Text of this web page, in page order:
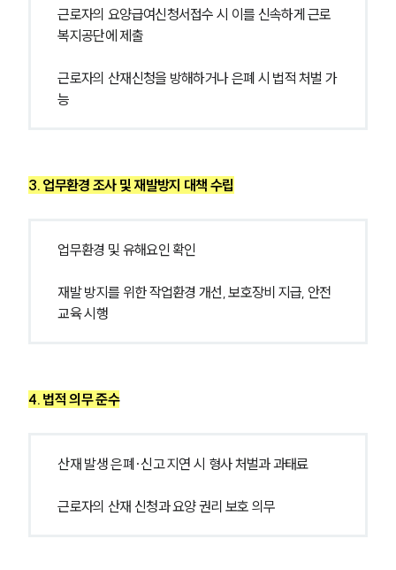
주요 업무사례
사례분석/최신동향
고객후기
산업안전·중대재해그룹 업무
전체
구성원 소개
중대재해전문변호사
뉴스레터/브로슈어
세미나
근로자의 요양급여신청서접수 시 이를 신속하게 근로
복지공단에 제출
근로자의 산재신청을 방해하거나 은폐 시 법적 처벌 가
능
3. 업무환경 조사 및 재발방지 대책 수립
업무환경 및 유해요인 확인
재발 방지를 위한 작업환경 개선, 보호장비 지급, 안전
교육 시행
4. 법적 의무 준수
산재 발생 은폐·신고 지연 시 형사 처벌과 과태료
근로자의 산재 신청과 요양 권리 보호 의무